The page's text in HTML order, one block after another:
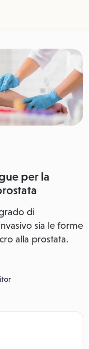
per la
di
sia le forme
alla prostata.